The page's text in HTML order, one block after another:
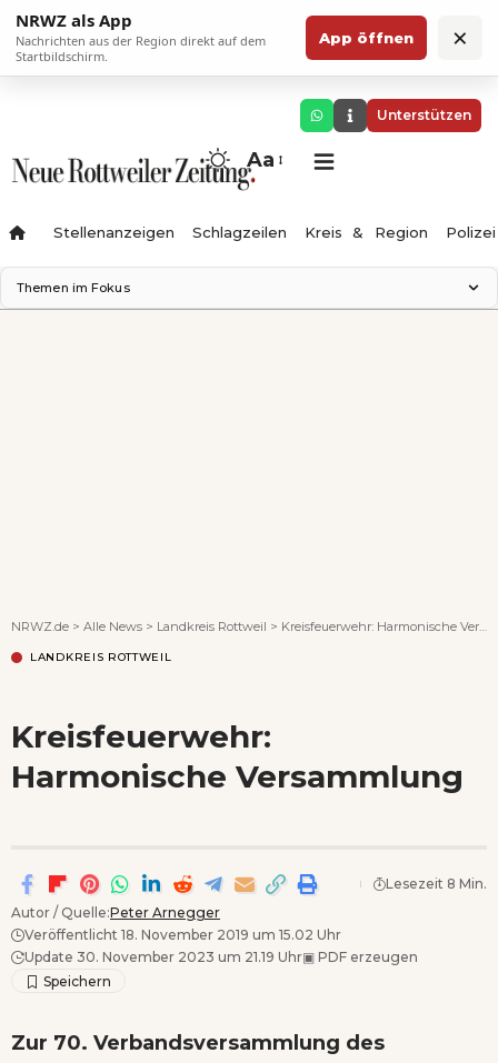
NRWZ als App
Nachrichten aus der Region direkt auf dem
Startbildschirm.
App öffnen ×
Unterstützen
Aa
Stellenanzeigen Schlagzeilen Kreis & Region Polizei
Themen im Fokus
NRWZ.de > Alle News > Landkreis Rottweil > Kreisfeuerwehr: Harmonische Versammlung
LANDKREIS ROTTWEIL
Kreisfeuerwehr:
Harmonische Versammlung
Autor / Quelle:Peter Arnegger
Veröffentlicht 18. November 2019 um 15.02 Uhr
Update 30. November 2023 um 21.19 Uhr▣ PDF erzeugen
Lesezeit 8 Min.
Zur 70. Verbandsversammlung des